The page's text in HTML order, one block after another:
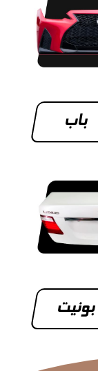
باب
بونيت